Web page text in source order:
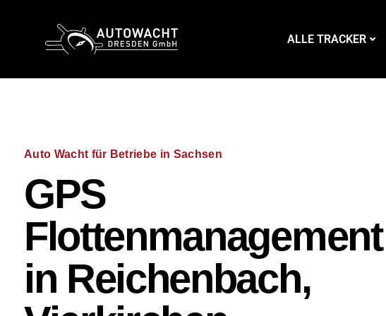
ALLE TRACKER
Auto Wacht für Betriebe in Sachsen
GPS
Flottenmanagement
in Reichenbach,